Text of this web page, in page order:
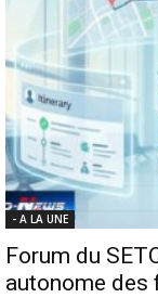
- A LA UNE
Forum du
autonome des